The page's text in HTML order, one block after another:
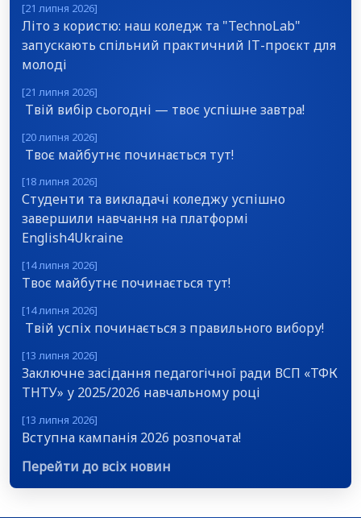
[21 липня 2026]
Літо з користю: наш коледж та "TechnoLab"
запускають спільний практичний ІТ-проєкт для
молоді
[21 липня 2026]
Твій вибір сьогодні — твоє успішне завтра!
[20 липня 2026]
Твоє майбутнє починається тут!
[18 липня 2026]
Студенти та викладачі коледжу успішно
завершили навчання на платформі
English4Ukraine
[14 липня 2026]
Твоє майбутнє починається тут!
[14 липня 2026]
Твій успіх починається з правильного вибору!
[13 липня 2026]
Заключне засідання педагогічної ради ВСП «ТФК
ТНТУ» у 2025/2026 навчальному році
[13 липня 2026]
Вступна кампанія 2026 розпочата!
Перейти до всіх новин